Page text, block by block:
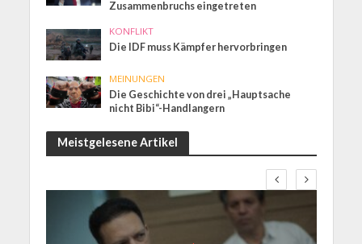
Zusammenbruchs eingetreten
KONFLIKT
Die IDF muss Kämpfer hervorbringen
MEINUNGEN
Die Geschichte von drei „Hauptsache
nicht Bibi“-Handlangern
Meistgelesene Artikel